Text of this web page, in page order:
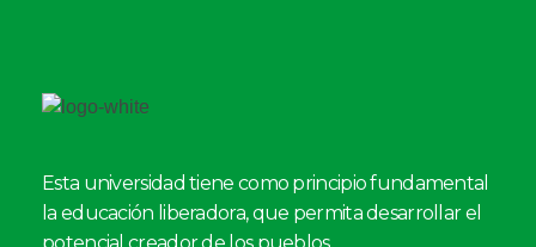
Esta universidad tiene como principio fundamental
la educación liberadora, que permita desarrollar el